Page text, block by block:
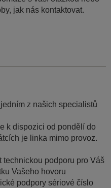
jak nás kontaktovat.
z našich specialistů
k dispozici od pondělí do
je linka mimo provoz.
podporu pro Váš
Vašeho hovoru
podpory sériové číslo